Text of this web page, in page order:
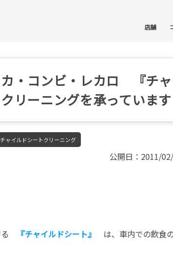
店舗
・コンビ・レカロ 『チ
リーニングを承っています
チャイルドシートクリーニング
公開日：2011/
『チャイルドシート』
は、車内での飲食